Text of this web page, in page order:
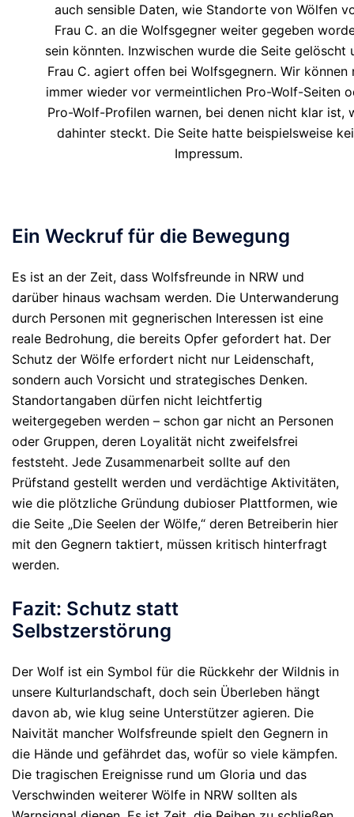
auch sensible Daten, wie Standorte von Wölfen
Frau C. an die Wolfsgegner weiter gegeben
sein könnten. Inzwischen wurde die Seite gelöscht
Frau C. agiert offen bei Wolfsgegnern. Wir können
immer wieder vor vermeintlichen Pro-Wolf-Seiten
Pro-Wolf-Profilen warnen, bei denen nicht klar ist,
dahinter steckt. Die Seite hatte beispielsweise
Impressum.
Ein Weckruf für die Bewegung
Es ist an der Zeit, dass Wolfsfreunde in NRW und
darüber hinaus wachsam werden. Die Unterwanderung
durch Personen mit gegnerischen Interessen ist eine
reale Bedrohung, die bereits Opfer gefordert hat. Der
Schutz der Wölfe erfordert nicht nur Leidenschaft,
sondern auch Vorsicht und strategisches Denken.
Standortangaben dürfen nicht leichtfertig
weitergegeben werden – schon gar nicht an Personen
oder Gruppen, deren Loyalität nicht zweifelsfrei
feststeht. Jede Zusammenarbeit sollte auf den
Prüfstand gestellt werden und verdächtige Aktivitäten,
wie die plötzliche Gründung dubioser Plattformen, wie
die Seite „Die Seelen der Wölfe,“ deren Betreiberin hier
mit den Gegnern taktiert, müssen kritisch hinterfragt
werden.
Fazit: Schutz statt
Selbstzerstörung
Der Wolf ist ein Symbol für die Rückkehr der Wildnis in
unsere Kulturlandschaft, doch sein Überleben hängt
davon ab, wie klug seine Unterstützer agieren. Die
Naivität mancher Wolfsfreunde spielt den Gegnern in
die Hände und gefährdet das, wofür so viele kämpfen.
Die tragischen Ereignisse rund um Gloria und das
Verschwinden weiterer Wölfe in NRW sollten als